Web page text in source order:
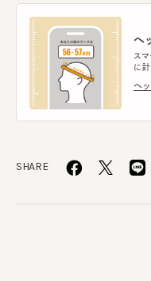
ヘ
ス
に計
ヘ
SHARE